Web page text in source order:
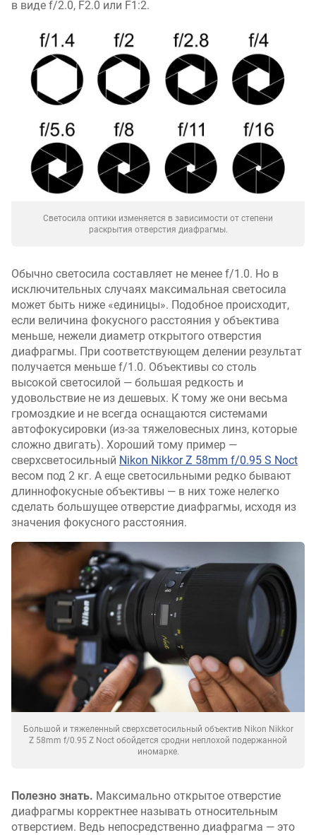
в виде f/2.0, F2.0 или F1:2.
Светосила оптики изменяется в зависимости от степени
раскрытия отверстия диафрагмы.
Обычно светосила составляет не менее f/1.0. Но в
исключительных случаях максимальная светосила
может быть ниже «единицы». Подобное происходит,
если величина фокусного расстояния у объектива
меньше, нежели диаметр открытого отверстия
диафрагмы. При соответствующем делении результат
получается меньше f/1.0. Объективы со столь
высокой светосилой — большая редкость и
удовольствие не из дешевых. К тому же они весьма
громоздкие и не всегда оснащаются системами
автофокусировки (из-за тяжеловесных линз, которые
сложно двигать). Хороший тому пример —
сверхсветосильный Nikon Nikkor Z 58mm f/0.95 S Noct
весом под 2 кг. А еще светосильными редко бывают
длиннофокусные объективы — в них тоже нелегко
сделать большущее отверстие диафрагмы, исходя из
значения фокусного расстояния.
Большой и тяжеленный сверхсветосильный объектив Nikon Nikkor
Z 58mm f/0.95 Z Noct обойдется сродни неплохой подержанной
иномарке.
Полезно знать. Максимально открытое отверстие
диафрагмы корректнее называть относительным
отверстием. Ведь непосредственно диафрагма — это